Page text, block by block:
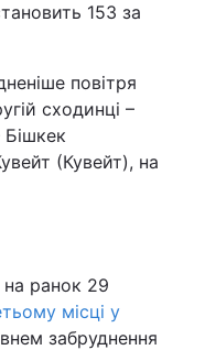
153 за
повітря
сходинці –
(Кувейт), на
ранок 29
місці у
забруднення